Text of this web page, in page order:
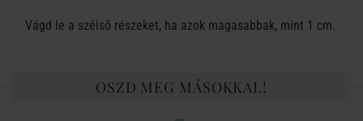
Vágd le a szélső részeket, ha azok magasabbak, mint 1 cm.
OSZD MEG MÁSOKKAL!